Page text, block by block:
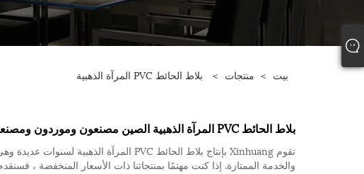
بيت > منتجات > بلاط الحائط PVC المرآة الذهبية
بلاط الحائط PVC المرآة الذهبية الصين مصنعون وموردون ومصنعون
والخدمة الممتازة. إذا كنت مهتمًا بمنتجاتنا ذات الأسعار المنخفضة ،